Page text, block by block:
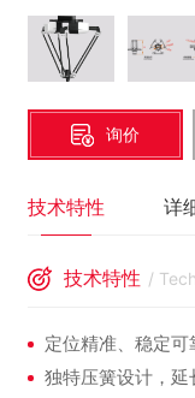
询价
技术特性 详
技术特性 /
定位精准、稳定可
独特压簧设计，